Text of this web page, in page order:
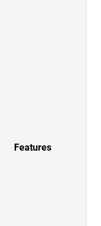
Features